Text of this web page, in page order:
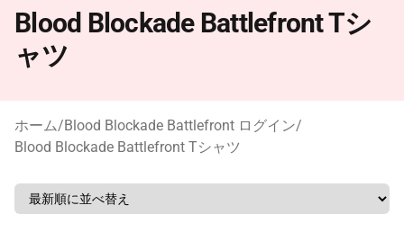
Blood Blockade Battlefront Tシ
ャツ
ホーム/Blood Blockade Battlefront ログイン/
Blood Blockade Battlefront Tシャツ